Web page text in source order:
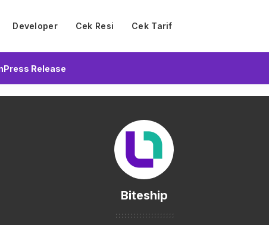
Developer Cek Resi Cek Tarif
Press Release
Biteship